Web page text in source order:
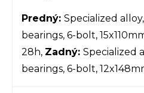
Predný: Specialized
bearings, 6-bolt,
28h, Zadný: Specialized
bearings, 6-bolt,